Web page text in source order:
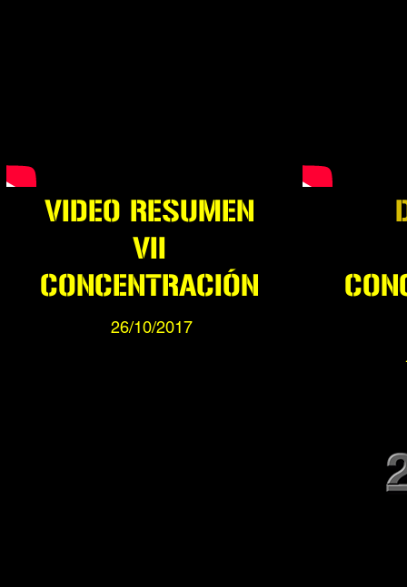
VIDEO RESUMEN
VII
CONCENTRACIÓN
26/10/2017